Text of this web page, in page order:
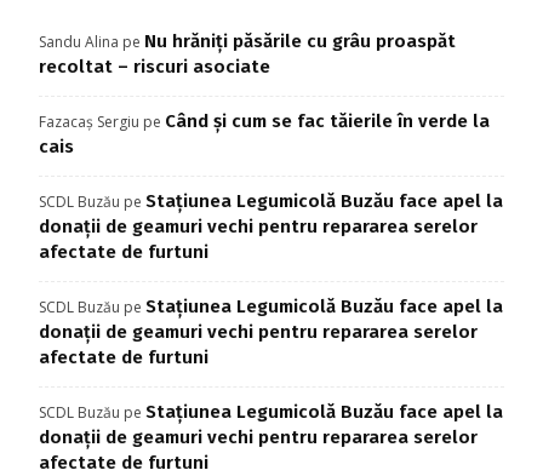
Sandu Alina pe Nu hrăniți păsările cu grâu proaspăt
recoltat – riscuri asociate
Fazacaș Sergiu pe Când și cum se fac tăierile în verde la
cais
SCDL Buzău pe Stațiunea Legumicolă Buzău face apel la
donații de geamuri vechi pentru repararea serelor
afectate de furtuni
SCDL Buzău pe Stațiunea Legumicolă Buzău face apel la
donații de geamuri vechi pentru repararea serelor
afectate de furtuni
SCDL Buzău pe Stațiunea Legumicolă Buzău face apel la
donații de geamuri vechi pentru repararea serelor
afectate de furtuni